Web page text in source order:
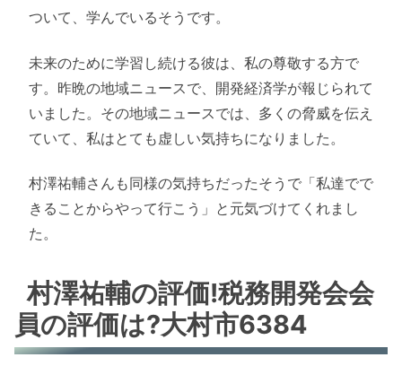
ついて、学んでいるそうです。
未来のために学習し続ける彼は、私の尊敬する方で
す。昨晩の地域ニュースで、開発経済学が報じられて
いました。その地域ニュースでは、多くの脅威を伝え
ていて、私はとても虚しい気持ちになりました。
村澤祐輔さんも同様の気持ちだったそうで「私達でで
きることからやって行こう」と元気づけてくれまし
た。
村澤祐輔の評価!税務開発会会
員の評価は?大村市6384